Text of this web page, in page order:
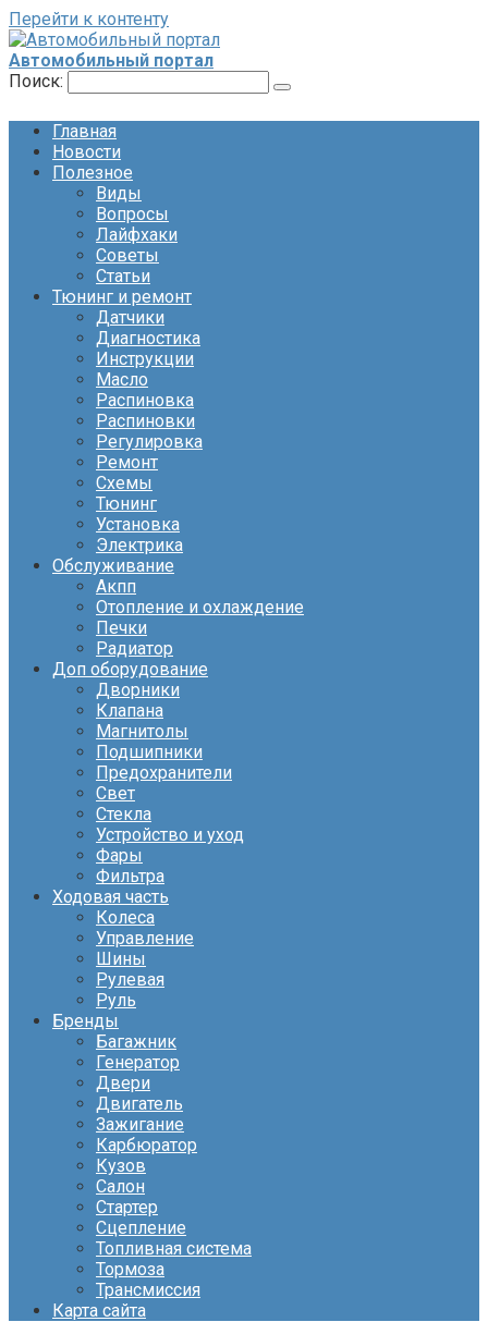
Перейти к контенту
Автомобильный портал
Поиск:
Главная
Новости
Полезное
Виды
Вопросы
Лайфхаки
Советы
Статьи
Тюнинг и ремонт
Датчики
Диагностика
Инструкции
Масло
Распиновка
Распиновки
Регулировка
Ремонт
Схемы
Тюнинг
Установка
Электрика
Обслуживание
Акпп
Отопление и охлаждение
Печки
Радиатор
Доп оборудование
Дворники
Клапана
Магнитолы
Подшипники
Предохранители
Свет
Стекла
Устройство и уход
Фары
Фильтра
Ходовая часть
Колеса
Управление
Шины
Рулевая
Руль
Бренды
Багажник
Генератор
Двери
Двигатель
Зажигание
Карбюратор
Кузов
Салон
Стартер
Сцепление
Топливная система
Тормоза
Трансмиссия
Карта сайта